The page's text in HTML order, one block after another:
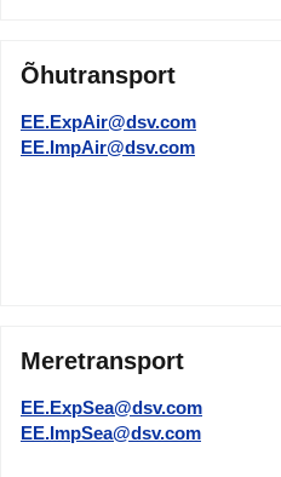
Õhutransport
EE.ExpAir@dsv.com
EE.ImpAir@dsv.com
Meretransport
EE.ExpSea@dsv.com
EE.ImpSea@dsv.com